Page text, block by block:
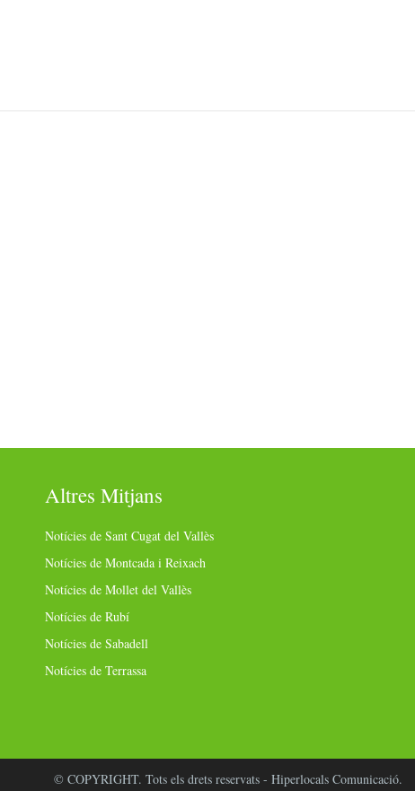
Altres Mitjans
Notícies de Sant Cugat del Vallès
Notícies de Montcada i Reixach
Notícies de Mollet del Vallès
Notícies de Rubí
Notícies de Sabadell
Notícies de Terrassa
© COPYRIGHT. Tots els drets reservats - Hiperlocals Comunicació.